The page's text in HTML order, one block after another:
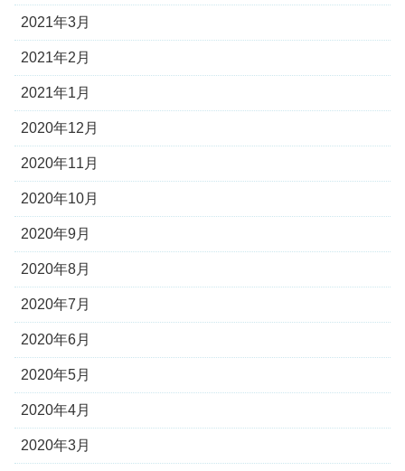
2021年3月
2021年2月
2021年1月
2020年12月
2020年11月
2020年10月
2020年9月
2020年8月
2020年7月
2020年6月
2020年5月
2020年4月
2020年3月